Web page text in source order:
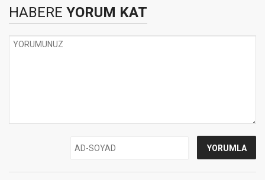
HABERE YORUM KAT